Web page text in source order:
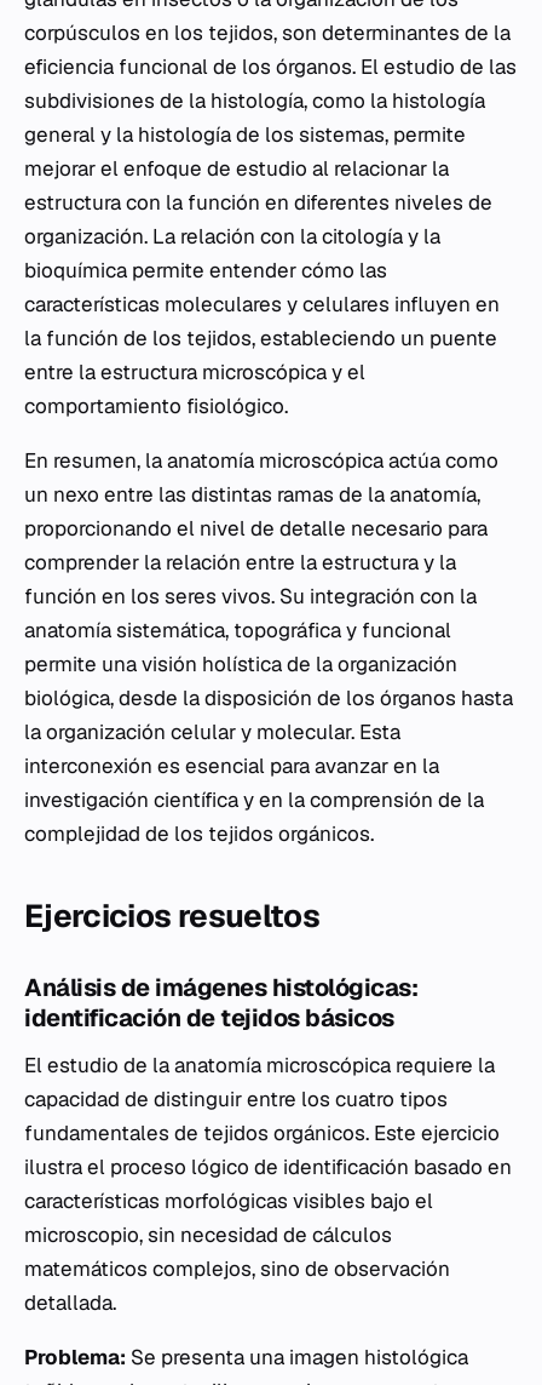
corpúsculos en los tejidos, son determinantes de la
eficiencia funcional de los órganos. El estudio de las
subdivisiones de la histología, como la histología
general y la histología de los sistemas, permite
mejorar el enfoque de estudio al relacionar la
estructura con la función en diferentes niveles de
organización. La relación con la citología y la
bioquímica permite entender cómo las
características moleculares y celulares influyen en
la función de los tejidos, estableciendo un puente
entre la estructura microscópica y el
comportamiento fisiológico.
En resumen, la anatomía microscópica actúa como
un nexo entre las distintas ramas de la anatomía,
proporcionando el nivel de detalle necesario para
comprender la relación entre la estructura y la
función en los seres vivos. Su integración con la
anatomía sistemática, topográfica y funcional
permite una visión holística de la organización
biológica, desde la disposición de los órganos hasta
la organización celular y molecular. Esta
interconexión es esencial para avanzar en la
investigación científica y en la comprensión de la
complejidad de los tejidos orgánicos.
Ejercicios resueltos
Análisis de imágenes histológicas:
identificación de tejidos básicos
El estudio de la anatomía microscópica requiere la
capacidad de distinguir entre los cuatro tipos
fundamentales de tejidos orgánicos. Este ejercicio
ilustra el proceso lógico de identificación basado en
características morfológicas visibles bajo el
microscopio, sin necesidad de cálculos
matemáticos complejos, sino de observación
detallada.
Problema: Se presenta una imagen histológica